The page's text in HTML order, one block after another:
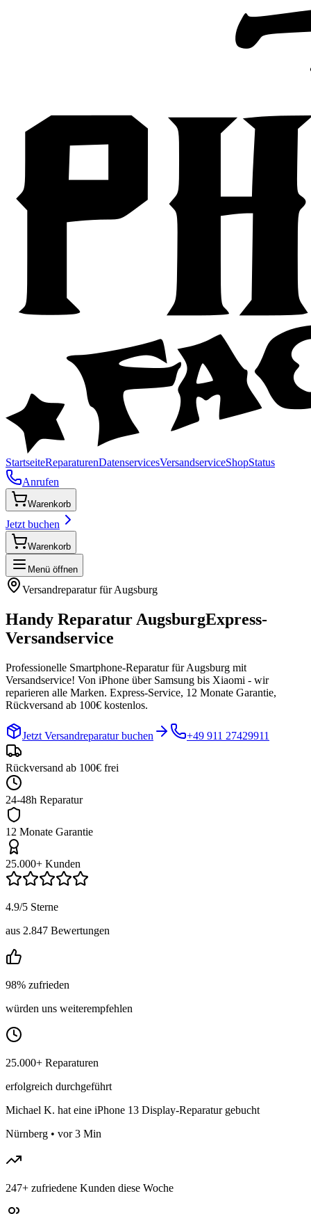
StartseiteReparaturenDatenservicesVersandserviceShopStatus
Anrufen
Warenkorb
Jetzt buchen
Warenkorb
Menü öffnen
Versandreparatur fürAugsburg
Handy Reparatur AugsburgExpress-
Versandservice
Professionelle Smartphone-Reparatur fürAugsburg mit
Versandservice! Von iPhone über Samsung bis Xiaomi - wir
reparieren alle Marken. Express-Service, 12 Monate Garantie,
Rückversand ab 100€ kostenlos.
Jetzt Versandreparatur buchen +49 911 27429911
Rückversand ab 100€ frei
24-48h Reparatur
12 Monate Garantie
25.000+ Kunden
4.9/5 Sterne
aus 2.847 Bewertungen
98% zufrieden
würden uns weiterempfehlen
25.000+ Reparaturen
erfolgreich durchgeführt
Michael K. hat eine iPhone 13 Display-Reparatur gebucht
Nürnberg • vor 3 Min
247+ zufriedene Kunden diese Woche